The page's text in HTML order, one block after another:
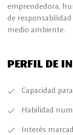
emprendedora,
de responsabilidad
medio ambiente.
PERFIL DE
Capacidad
Habilidad
Interés